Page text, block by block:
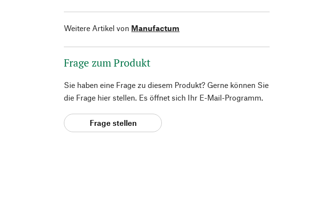
Weitere Artikel von Manufactum
Frage zum Produkt
Sie haben eine Frage zu diesem Produkt? Gerne können Sie
die Frage hier stellen. Es öffnet sich Ihr E-Mail-Programm.
Frage stellen